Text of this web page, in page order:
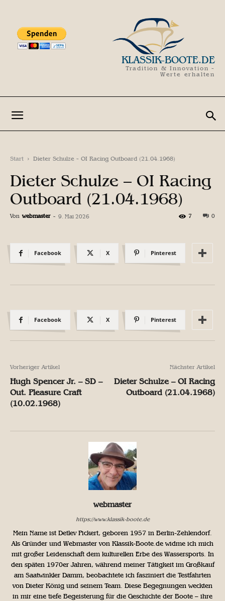
KLASSIK-BOOTE.DE
Tradition & Innovation -
Werte erhalten
Start Dieter Schulze - OI Racing Outboard (21.04.1968)
Dieter Schulze – OI Racing
Outboard (21.04.1968)
Von webmaster - 9. Mai 2026 0
7
Facebook X Pinterest
Facebook X Pinterest
Vorheriger Artikel
Hugh Spencer Jr. – SD –
Out. Pleasure Craft
(10.02.1968)
Nächster Artikel
Dieter Schulze – OI Racing
Outboard (21.04.1968)
webmaster
https://www.klassik-boote.de
Mein Name ist Detlev Pickert, geboren 1957 in Berlin-Zehlendorf.
Als Gründer und Webmaster von Klassik-Boote.de widme ich mich
mit großer Leidenschaft dem kulturellen Erbe des Wassersports. In
den späten 1970er Jahren, während meiner Tätigkeit im Großkauf
am Saatwinkler Damm, beobachtete ich fasziniert die Testfahrten
von Dieter König und seinem Team. Diese Begegnungen weckten
in mir eine tiefe Begeisterung für die Geschichte der Boote – ihre